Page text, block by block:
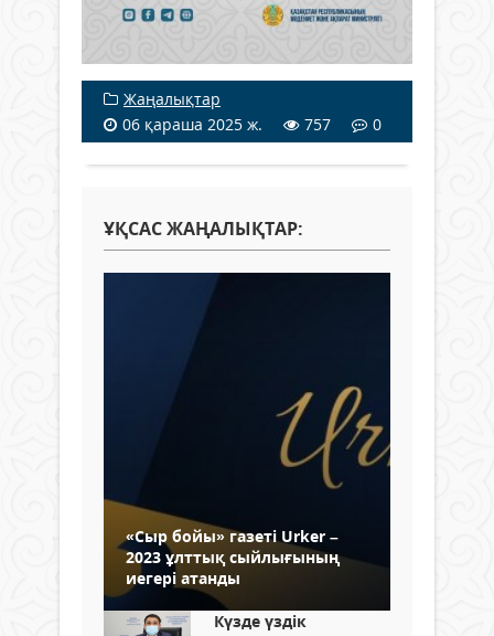
Жаңалықтар
06 қараша 2025 ж.
757 0
ҰҚСАС ЖАҢАЛЫҚТАР:
«Сыр бойы» газеті Urker –
2023 ұлттық сыйлығының
иегері атанды
Күзде үздік